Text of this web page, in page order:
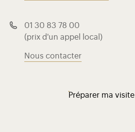
01 30 83 78 00
(prix d'un appel local)
Nous contacter
Préparer ma visite